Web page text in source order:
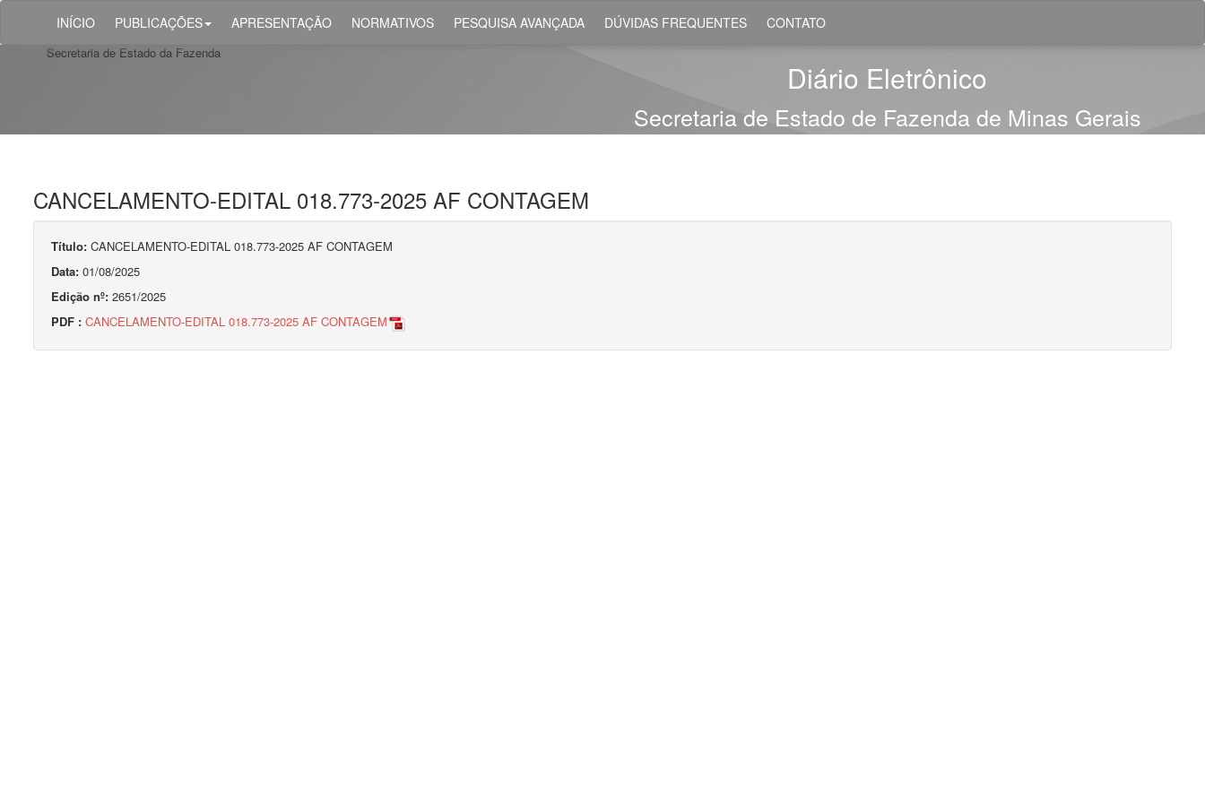
INÍCIO PUBLICAÇÕES APRESENTAÇÃO NORMATIVOS PESQUISA AVANÇADA DÚVIDAS FREQUENTES CONTATO
Secretaria de Estado da Fazenda
Diário Eletrônico
Secretaria de Estado de Fazenda de Minas Gerais
CANCELAMENTO-EDITAL 018.773-2025 AF CONTAGEM
Título: CANCELAMENTO-EDITAL 018.773-2025 AF CONTAGEM
Data: 01/08/2025
Edição nº: 2651/2025
PDF : CANCELAMENTO-EDITAL 018.773-2025 AF CONTAGEM